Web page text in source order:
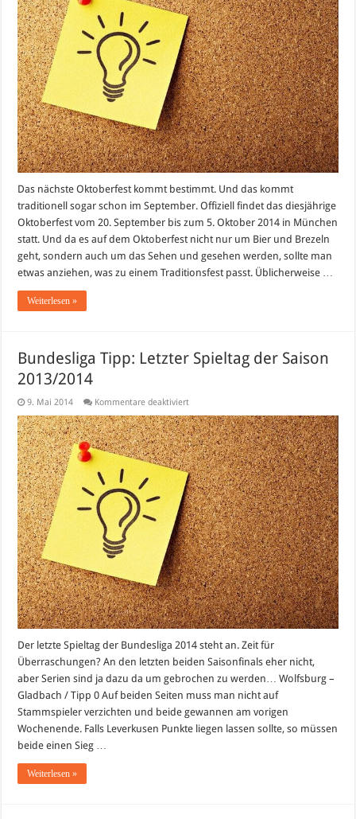
Das nächste Oktoberfest kommt bestimmt. Und das kommt
traditionell sogar schon im September. Offiziell findet das diesjährige
Oktoberfest vom 20. September bis zum 5. Oktober 2014 in München
statt. Und da es auf dem Oktoberfest nicht nur um Bier und Brezeln
geht, sondern auch um das Sehen und gesehen werden, sollte man
etwas anziehen, was zu einem Traditionsfest passt. Üblicherweise …
Weiterlesen »
Bundesliga Tipp: Letzter Spieltag der Saison
2013/2014
9. Mai 2014 Kommentare deaktiviertfür
Tipp:
Letzter
Spieltag
der
Saison
2013/2014
Der letzte Spieltag der Bundesliga 2014 steht an. Zeit für
Überraschungen? An den letzten beiden Saisonfinals eher nicht,
aber Serien sind ja dazu da um gebrochen zu werden… Wolfsburg –
Gladbach / Tipp 0 Auf beiden Seiten muss man nicht auf
Stammspieler verzichten und beide gewannen am vorigen
Wochenende. Falls Leverkusen Punkte liegen lassen sollte, so müssen
beide einen Sieg …
Weiterlesen »